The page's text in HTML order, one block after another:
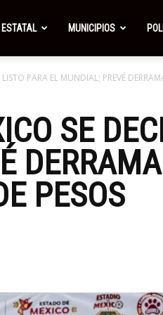
ESTATAL MUNICIPIOS
PARA EL MUNDIAL; PREVÉ
SE
PESOS